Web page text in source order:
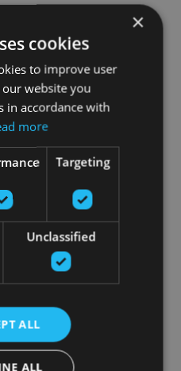
×
cookies
to improve user
website you
in accordance with
more
Targeting
Unclassified
ALL
ALL